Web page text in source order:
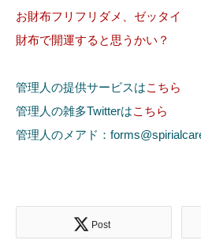
お財布フリフリダメ、ゼッタイ
財布で開運すると思うかい？
管理人の提供サービスはこちら
管理人の雑多Twitterはこちら
管理人のメアド：
Post